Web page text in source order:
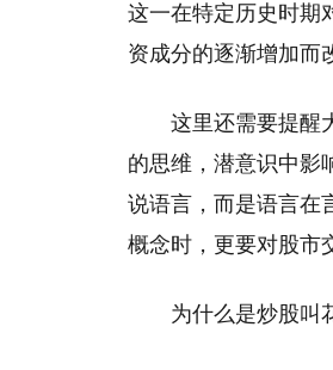
这一在特定历史时期
资成分的逐渐增加而
这里还需要提醒
的思维，潜意识中影
说语言，而是语言在
概念时，更要对股市
为什么是炒股叫